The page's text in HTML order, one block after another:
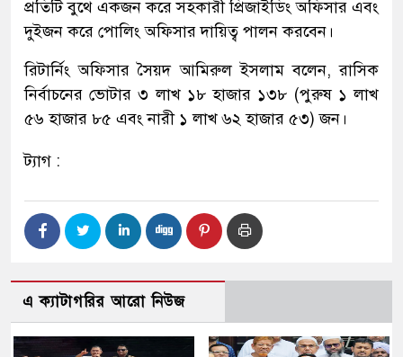
প্রতিটি বুথে একজন করে সহকারী প্রিজাইডিং অফিসার এবং
দুইজন করে পোলিং অফিসার দায়িত্ব পালন করবেন।
রিটার্নিং অফিসার সৈয়দ আমিরুল ইসলাম বলেন, রাসিক
নির্বাচনের ভোটার ৩ লাখ ১৮ হাজার ১৩৮ (পুরুষ ১ লাখ
৫৬ হাজার ৮৫ এবং নারী ১ লাখ ৬২ হাজার ৫৩) জন।
ট্যাগ :
এ ক্যাটাগরির আরো নিউজ